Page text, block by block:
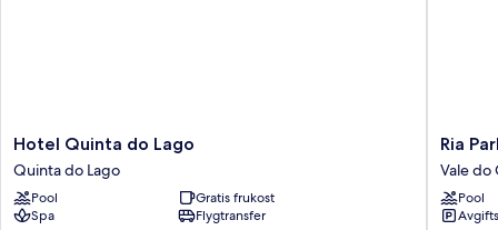
Hotel
Quinta
do
Lago
Quinta
Hotel Quinta do Lago
Quinta do Lago
Pool
Gratis frukost
Spa
Flygtransfer
Ria
Park
Garden
Hotel
Vale
Ria
Vale do
Pool